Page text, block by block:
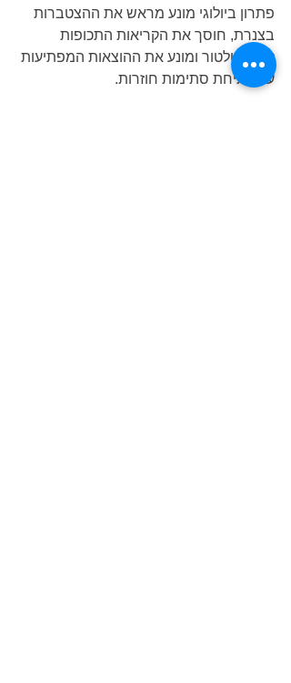
פתרון ביולוגי מונע מראש את ההצטברות
בצנרת, חוסך את הקריאות התכופות
לאינסטלטור ומונע את ההוצאות המפתיעות
על פתיחת סתימות חוזרות.